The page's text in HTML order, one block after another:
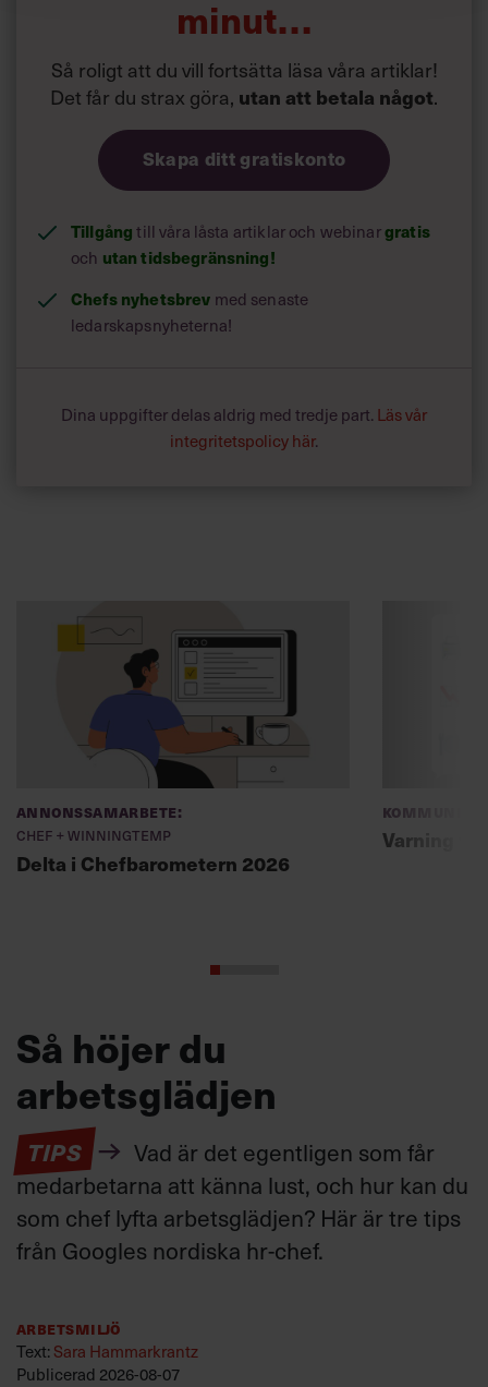
minut…
Så roligt att du vill fortsätta läsa våra artiklar!
Det får du strax göra, utan att betala något.
Skapa ditt gratiskonto
Tillgång till våra låsta artiklar och webinargratis
och utan tidsbegränsning!
Chefs nyhetsbrev med senaste
ledarskapsnyheterna!
Dina uppgifter delas aldrig med tredje part. Läs vår
integritetspolicy här.
Annonssamarbete:
Chef + Winningtemp
Delta i Chefbarometern 2026
Varning
Så höjer du
arbetsglädjen
TIPS
Vad är det egentligen som får
medarbetarna att känna lust, och hur kan du
som chef lyfta arbetsglädjen? Här är tre tips
från Googles nordiska hr-chef.
Arbetsmiljö
Text: Sara Hammarkrantz
Publicerad 2026-08-07